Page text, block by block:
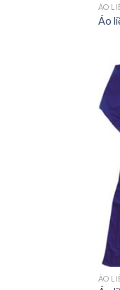
ÁO
Áo
ÁO